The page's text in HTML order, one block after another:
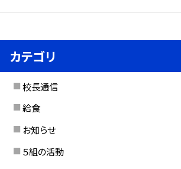
カテゴリ
校長通信
給食
お知らせ
５組の活動